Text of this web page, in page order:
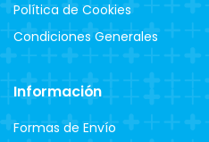
Política de Cookies
Condiciones Generales
Información
Formas de Envío